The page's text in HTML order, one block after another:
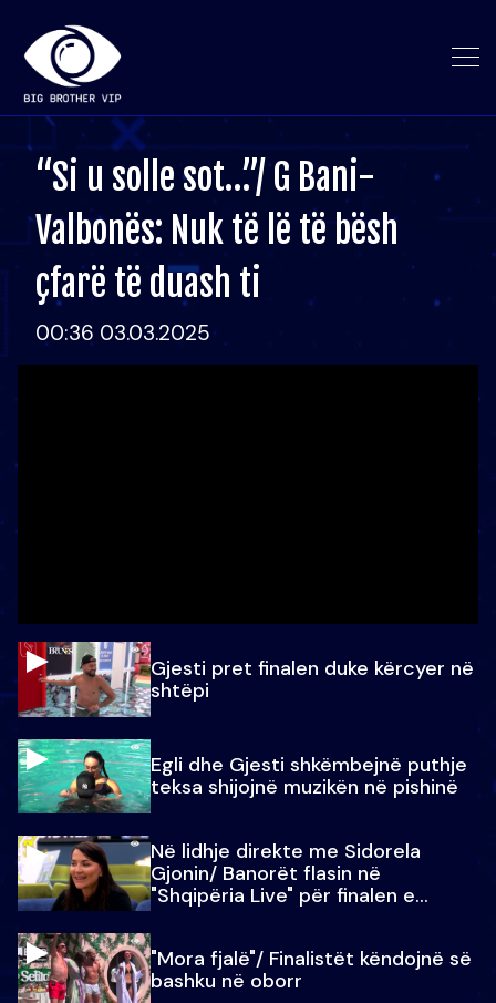
“Si u solle sot…”/ G Bani-
Valbonës: Nuk të lë të bësh
çfarë të duash ti
00:36 03.03.2025
Gjesti pret finalen duke kërcyer në
shtëpi
Egli dhe Gjesti shkëmbejnë puthje
teksa shijojnë muzikën në pishinë
Në lidhje direkte me Sidorela
Gjonin/ Banorët flasin në
"Shqipëria Live" për finalen e
"Mora fjalë"/ Finalistët këndojnë së
bashku në oborr